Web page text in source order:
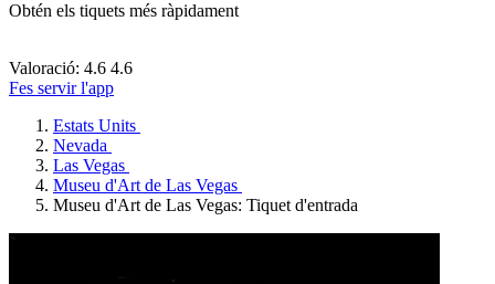
Obtén els tiquets més ràpidament
Valoració: 4.6 4.6
Fes servir l'app
Estats Units
Nevada
Las Vegas
Museu d'Art de Las Vegas
Museu d'Art de Las Vegas: Tiquet d'entrada